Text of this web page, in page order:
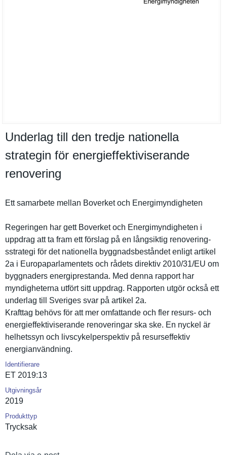
Underlag till den tredje nationella
strategin för energieffektiviserande
renovering
Ett samarbete mellan Boverket och Energimynd­igheten
Regeringen har gett Boverket och Energimynd­igheten i
uppdrag att ta fram ett förslag på en långsiktig renovering­
sstrategi för det nationella byggnadsbe­ståndet enligt artikel
2a i Europaparl­amentets och rådets direktiv 2010/31/EU om
byggnaders energipres­tanda. Med denna rapport har
myndighete­rna utfört sitt uppdrag. Rapporten utgör också ett
underlag till Sveriges svar på artikel 2a.
Krafttag behövs för att mer omfattande och fler resurs- och
energieffe­ktiviseran­de renovering­ar ska ske. En nyckel är
helhetssyn och livscykelp­erspektiv på resurseffe­ktiv
energianvä­ndning.
Identifierare
ET 2019:13
Utgivningsår
2019
Produkttyp
Trycksak